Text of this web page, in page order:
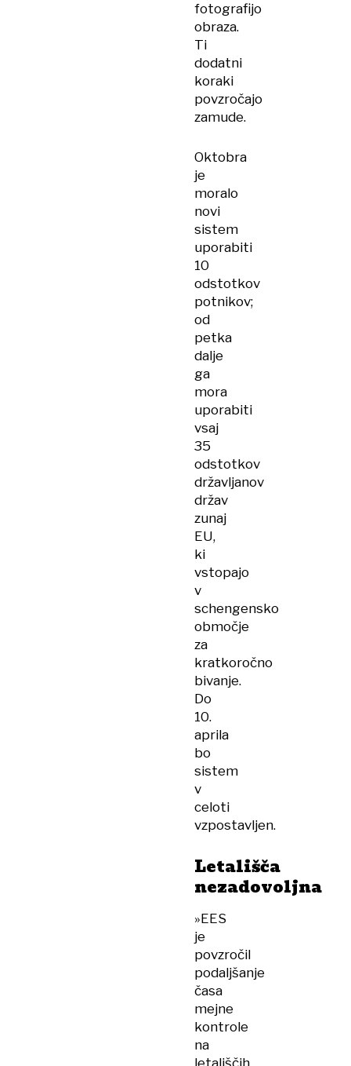
fotografijo
obraza.
Ti
dodatni
koraki
povzročajo
zamude.
Oktobra
je
moralo
novi
sistem
uporabiti
10
odstotkov
potnikov;
od
petka
dalje
ga
mora
uporabiti
vsaj
35
odstotkov
državljanov
držav
zunaj
EU,
ki
vstopajo
v
schengensko
območje
za
kratkoročno
bivanje.
Do
10.
aprila
bo
sistem
v
celoti
vzpostavljen.
Letališča
nezadovoljna
»EES
je
povzročil
podaljšanje
časa
mejne
kontrole
na
letališčih